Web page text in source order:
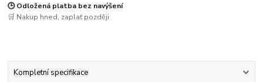
🕒 Odložená platba bez navýšení
🛒 Nakup hned, zaplať později
Kompletní specifikace